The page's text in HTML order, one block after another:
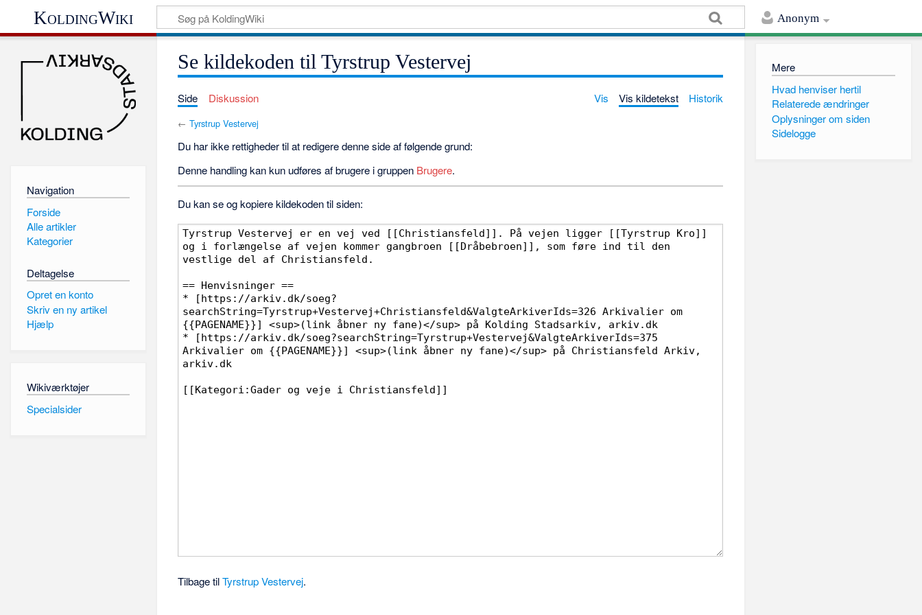
Anonym
KoldingWiki
Se kildekoden til Tyrstrup Vestervej
Side Diskussion Vis Vis kildetekst Historik
←Tyrstrup Vestervej
Du har ikke rettigheder til at redigere denne side af følgende grund:
Denne handling kan kun udføres af brugere i gruppen Brugere.
Du kan se og kopiere kildekoden til siden:
Tilbage tilTyrstrup Vestervej.
Navigation
Forside
Alle artikler
Kategorier
Deltagelse
Opret en konto
Skriv en ny artikel
Hjælp
Wikiværktøjer
Specialsider
Mere
Hvad henviser hertil
Relaterede ændringer
Oplysninger om siden
Sidelogge